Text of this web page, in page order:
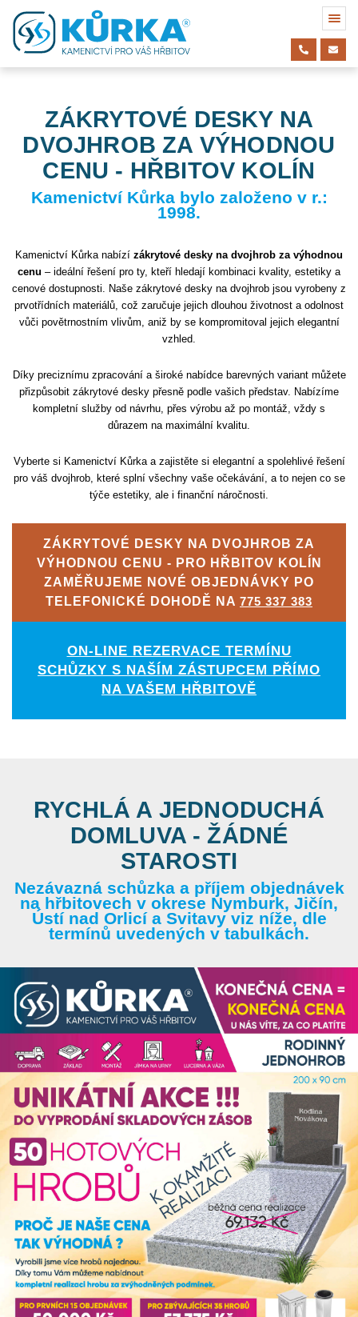
ZÁKRYTOVÉ DESKY NA
DVOJHROB ZA VÝHODNOU
CENU - HŘBITOV KOLÍN
Kamenictví Kůrka bylo založeno v r.:
1998.
Kamenictví Kůrka nabízí zákrytové desky na dvojhrob za výhodnou
cenu – ideální řešení pro ty, kteří hledají kombinaci kvality, estetiky a
cenové dostupnosti. Naše zákrytové desky na dvojhrob jsou vyrobeny z
prvotřídních materiálů, což zaručuje jejich dlouhou životnost a odolnost
vůči povětrnostním vlivům, aniž by se kompromitoval jejich elegantní
vzhled.
Díky preciznímu zpracování a široké nabídce barevných variant můžete
přizpůsobit zákrytové desky přesně podle vašich představ. Nabízíme
kompletní služby od návrhu, přes výrobu až po montáž, vždy s
důrazem na maximální kvalitu.
Vyberte si Kamenictví Kůrka a zajistěte si elegantní a spolehlivé řešení
pro váš dvojhrob, které splní všechny vaše očekávání, a to nejen co se
týče estetiky, ale i finanční náročnosti.
ZÁKRYTOVÉ DESKY NA DVOJHROB ZA
VÝHODNOU CENU - PRO HŘBITOV KOLÍN
ZAMĚŘUJEME NOVÉ OBJEDNÁVKY PO
TELEFONICKÉ DOHODĚ NA 775 337 383
ON-LINE REZERVACE TERMÍNU
SCHŮZKY S NAŠÍM ZÁSTUPCEM PŘÍMO
NA VAŠEM HŘBITOVĚ
RYCHLÁ A JEDNODUCHÁ
DOMLUVA - ŽÁDNÉ
STAROSTI
Nezávazná schůzka a příjem objednávek
na hřbitovech v okrese Nymburk, Jičín,
Ústí nad Orlicí a Svitavy viz níže, dle
termínů uvedených v tabulkách.